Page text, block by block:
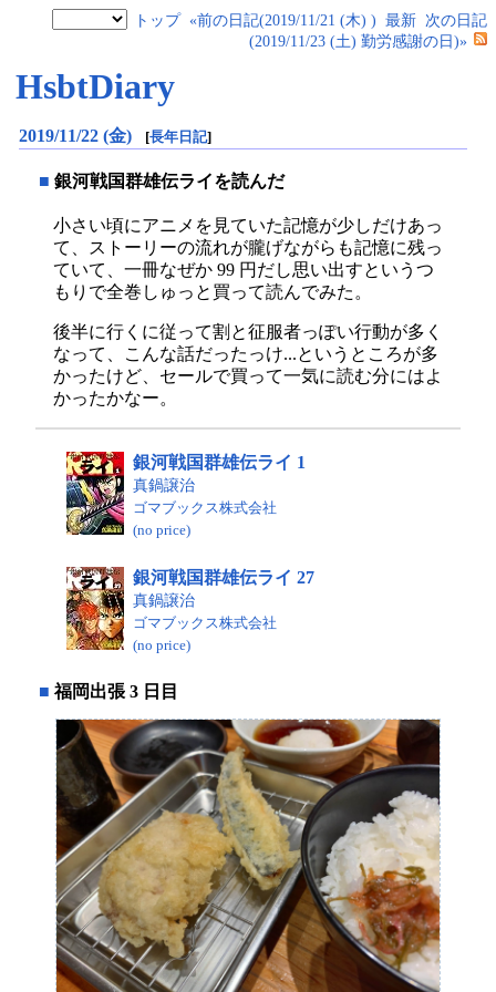
トップ «前の日記(2019/11/21 (木) ) 最新 次の日記
(2019/11/23 (土) 勤労感謝の日)»
HsbtDiary
2019/11/22 (金) [長年日記]
■ 銀河戦国群雄伝ライを読んだ
小さい頃にアニメを見ていた記憶が少しだけあっ
て、ストーリーの流れが朧げながらも記憶に残っ
ていて、一冊なぜか 99 円だし思い出すというつ
もりで全巻しゅっと買って読んでみた。
後半に行くに従って割と征服者っぽい行動が多く
なって、こんな話だったっけ...というところが多
かったけど、セールで買って一気に読む分にはよ
かったかなー。
銀河戦国群雄伝ライ 1
真鍋譲治
ゴマブックス株式会社
(no price)
銀河戦国群雄伝ライ 27
真鍋譲治
ゴマブックス株式会社
(no price)
■ 福岡出張 3 日目